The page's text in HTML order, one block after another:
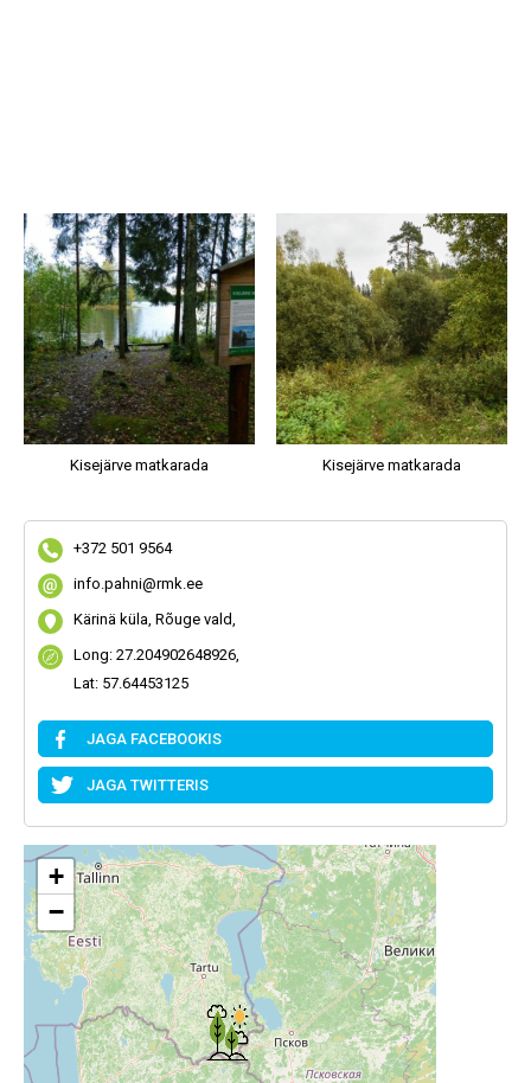
Kisejärve matkarada Kisejärve matkarada
+372 501 9564
info.pahni@rmk.ee
Kärinä küla, Rõuge vald,
Long: 27.204902648926,
Lat: 57.64453125
JAGA FACEBOOKIS
JAGA TWITTERIS
+
−